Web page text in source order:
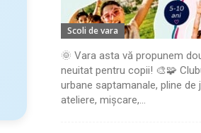
Scoli de vara
🌞 Vara asta vă propunem
neuitat pentru copii! 🎨🧩
urbane saptamanale, pline de
ateliere, mișcare,...